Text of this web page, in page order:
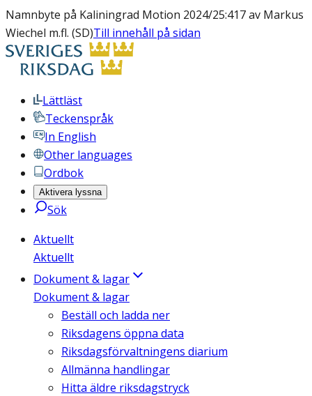
Namnbyte på Kaliningrad Motion 2024/25:417 av Markus
Wiechel m.fl. (SD)Till innehåll på sidan
Lättläst
Teckenspråk
In English
Other languages
Ordbok
Aktivera lyssna
Sök
Aktuellt
Aktuellt
Dokument & lagar
Dokument & lagar
Beställ och ladda ner
Riksdagens öppna data
Riksdagsförvaltningens diarium
Allmänna handlingar
Hitta äldre riksdagstryck